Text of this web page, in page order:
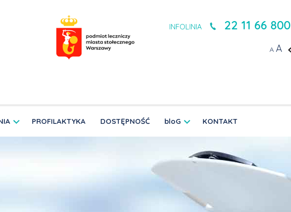
INFOLINIA 22 11 66 800
A A
PROFILAKTYKA DOSTĘPNOŚĆ bloG KONTAKT